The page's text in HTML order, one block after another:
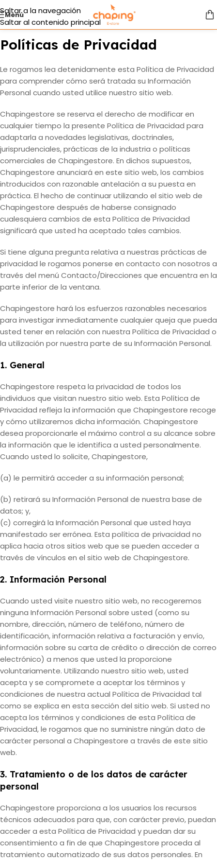
Saltar a la navegación
Saltar al contenido principal
Menú
Políticas de Privacidad
Le rogamos lea detenidamente esta Política de Privacidad
para comprender cómo será tratada su Información
Personal cuando usted utilice nuestro sitio web.
Chapingestore se reserva el derecho de modificar en
cualquier tiempo la presente Política de Privacidad para
adaptarla a novedades legislativas, doctrinales,
jurisprudenciales, prácticas de la industria o políticas
comerciales de Chapingestore. En dichos supuestos,
Chapingestore anunciará en este sitio web, los cambios
introducidos con razonable antelación a su puesta en
práctica. El hecho de continuar utilizando el sitio web de
Chapingestore después de haberse consignado
cualesquiera cambios de esta Política de Privacidad
significará que usted ha aceptado tales cambios.
Si tiene alguna pregunta relativa a nuestras prácticas de
privacidad le rogamos ponerse en contacto con nosotros a
través del menú Contacto/Direcciones que encuentra en la
parte inferior de la ventana.
Chapingestore hará los esfuerzos razonables necesarios
para investigar inmediatamente cualquier queja que pueda
usted tener en relación con nuestra Política de Privacidad o
la utilización por nuestra parte de su Información Personal.
1. General
Chapingestore respeta la privacidad de todos los
individuos que visitan nuestro sitio web. Esta Política de
Privacidad refleja la información que Chapingestore recoge
y cómo utilizaremos dicha información. Chapingestore
desea proporcionarle el máximo control a su alcance sobre
la información que le identifica a usted personalmente.
Cuando usted lo solicite, Chapingestore,
(a) le permitirá acceder a su información personal;
(b) retirará su Información Personal de nuestra base de
datos; y,
(c) corregirá la Información Personal que usted haya
manifestado ser errónea. Esta política de privacidad no
aplica hacia otros sitios web que se pueden acceder a
través de vínculos en el sitio web de Chapingestore.
2. Información Personal
Cuando usted visite nuestro sitio web, no recogeremos
ninguna Información Personal sobre usted (como su
nombre, dirección, número de teléfono, número de
identificación, información relativa a facturación y envío,
información sobre su carta de crédito o dirección de correo
electrónico) a menos que usted la proporcione
voluntariamente. Utilizando nuestro sitio web, usted
acepta y se compromete a aceptar los términos y
condiciones de nuestra actual Política de Privacidad tal
como se explica en esta sección del sitio web. Si usted no
acepta los términos y condiciones de esta Política de
Privacidad, le rogamos que no suministre ningún dato de
carácter personal a Chapingestore a través de este sitio
web.
3. Tratamiento o de los datos de carácter
personal
Chapingestore proporciona a los usuarios los recursos
técnicos adecuados para que, con carácter previo, puedan
acceder a esta Política de Privacidad y puedan dar su
consentimiento a fin de que Chapingestore proceda al
tratamiento automatizado de sus datos personales. En